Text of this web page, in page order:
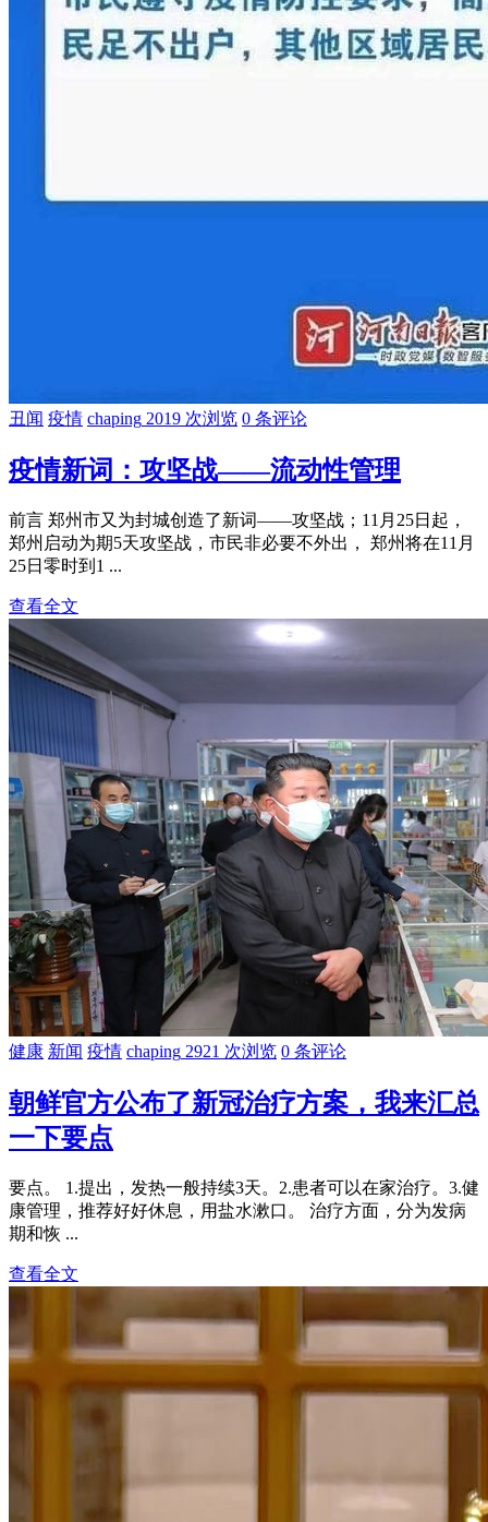
丑闻 疫情 chaping 2019 次浏览 0 条评论
疫情新词：攻坚战——流动性管理
前言 郑州市又为封城创造了新词——攻坚战；11月25日起，
郑州启动为期5天攻坚战，市民非必要不外出， 郑州将在11月
25日零时到1 ...
查看全文
健康 新闻 疫情 chaping 2921 次浏览 0 条评论
朝鲜官方公布了新冠治疗方案，我来汇总
一下要点
要点。 1.提出，发热一般持续3天。2.患者可以在家治疗。3.健
康管理，推荐好好休息，用盐水漱口。 治疗方面，分为发病
期和恢 ...
查看全文